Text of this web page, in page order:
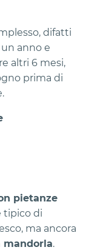
difatti
anno e
altri 6 mesi,
prima di
pietanze
tipico di
ma ancora
mandorla.